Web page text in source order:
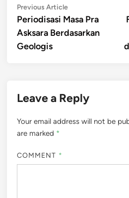
Post
navigation
Previous ArticlePrevious
article:
Periodisasi Masa Pra
Asksara Berdasarkan
Geologis
Leave a Reply
Your email address will not be
are marked *
COMMENT *